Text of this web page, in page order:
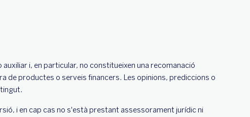
i, en particular, no constitueixen una recomanació
de productes o serveis financers. Les opinions, prediccions o
i en cap cas no s'està prestant assessorament jurídic ni